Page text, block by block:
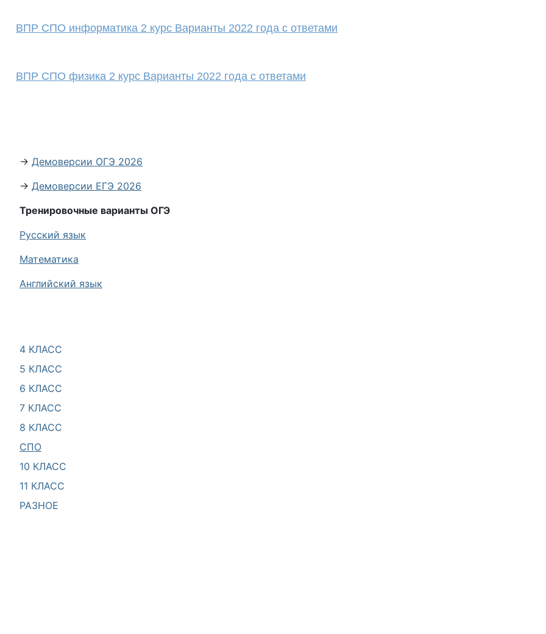
4 КЛАСС
5 КЛАСС
6 КЛАСС
7 КЛАСС
8 КЛАСС
СПО
10 КЛАСС
11 КЛАСС
РАЗНОЕ
ВПР СПО информатика 2 курс Варианты 2022 года с ответами
ВПР СПО физика 2 курс Варианты 2022 года с ответами
→ Демоверсии ОГЭ 2026
→ Демоверсии ЕГЭ 2026
Тренировочные варианты ОГЭ
Русский язык
Математика
Английский язык